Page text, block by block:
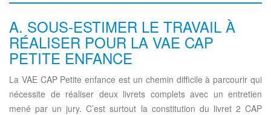
A. SOUS-ESTIMER LE TRAVAIL À
RÉALISER POUR LA VAE CAP
PETITE ENFANCE
La VAE CAP Petite enfance est un chemin difficile à parcourir qui
nécessite de réaliser deux livrets complets avec un entretien
mené par un jury. C’est surtout la constitution du livret 2 CAP